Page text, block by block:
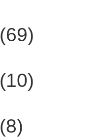
(69)
(10)
(8)